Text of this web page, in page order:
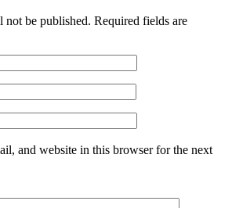
not be published. Required fields are
and website in this browser for the next